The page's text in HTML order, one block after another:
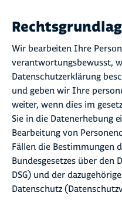
Wir bearbeiten Ihre
verantwortungsbewusst,
Datenschutzerklärung
und geben wir Ihre
weiter, wenn dies im
Sie in die Datenerhebung
Bearbeitung von
Fällen die Bestimmungen
Bundesgesetzes über den
DSG) und der
Datenschutz